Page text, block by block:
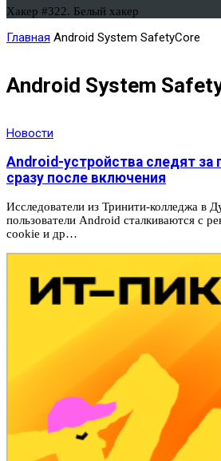
Хакер #322. Белый хакер
Главная Android System SafetyCore
Android System
Новости
Android-устройства следят за
сразу после включения
Исследователи из Тринити-колледжа в
пользователи Android сталкиваются с
cookie и др…